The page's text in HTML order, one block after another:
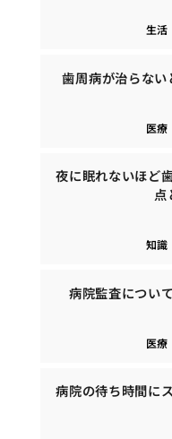
生活
歯周病が治らな
医療
夜に眠れないほど
点
知識
病院監査につい
医療
病院の待ち時間に